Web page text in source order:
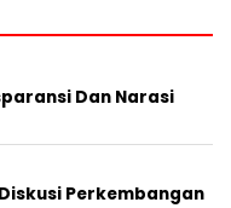
Dan Narasi
Perkembangan